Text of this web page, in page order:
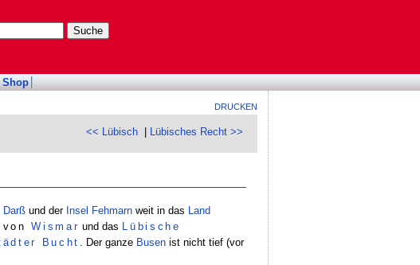
Shop
DRUCKEN
<< Lübisch Lübisches Recht >>
Darß und der Insel Fehmarn weit in das
Land
vonWismar und das
Lübische
Bucht . Der ganze Busen ist nicht tief (vor